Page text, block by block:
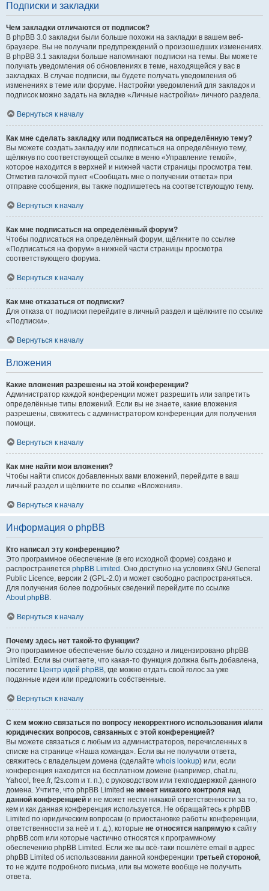
Подписки и закладки
Чем закладки отличаются от подписок?
В phpBB 3.0 закладки были больше похожи на закладки в вашем веб-
браузере. Вы не получали предупреждений о произошедших изменениях.
В phpBB 3.1 закладки больше напоминают подписки на темы. Вы можете
получать уведомления об обновлениях в теме, находящейся у вас в
закладках. В случае подписки, вы будете получать уведомления об
изменениях в теме или форуме. Настройки уведомлений для закладок и
подписок можно задать на вкладке «Личные настройки» личного раздела.
Вернуться к началу
Как мне сделать закладку или подписаться на определённую тему?
Вы можете создать закладку или подписаться на определённую тему,
щёлкнув по соответствующей ссылке в меню «Управление темой»,
которое находится в верхней и нижней части страницы просмотра тем.
Отметив галочкой пункт «Сообщать мне о получении ответа» при
отправке сообщения, вы также подпишетесь на соответствующую тему.
Вернуться к началу
Как мне подписаться на определённый форум?
Чтобы подписаться на определённый форум, щёлкните по ссылке
«Подписаться на форум» в нижней части страницы просмотра
соответствующего форума.
Вернуться к началу
Как мне отказаться от подписки?
Для отказа от подписки перейдите в личный раздел и щёлкните по ссылке
«Подписки».
Вернуться к началу
Вложения
Какие вложения разрешены на этой конференции?
Администратор каждой конференции может разрешить или запретить
определённые типы вложений. Если вы не знаете, какие вложения
разрешены, свяжитесь с администратором конференции для получения
помощи.
Вернуться к началу
Как мне найти мои вложения?
Чтобы найти список добавленных вами вложений, перейдите в ваш
личный раздел и щёлкните по ссылке «Вложения».
Вернуться к началу
Информация о phpBB
Кто написал эту конференцию?
Это программное обеспечение (в его исходной форме) создано и
распространяется phpBB Limited . Оно доступно на условиях GNU General
Public Licence, версии 2 (GPL-2.0) и может свободно распространяться.
Для получения более подробных сведений перейдите по ссылке
About phpBB.
Вернуться к началу
Почему здесь нет такой-то функции?
Это программное обеспечение было создано и лицензировано phpBB
Limited. Если вы считаете, что какая-то функция должна быть добавлена,
посетите Центр идей phpBB, где можно отдать свой голос за уже
поданные идеи или предложить собственные.
Вернуться к началу
С кем можно связаться по вопросу некорректного использования и/или
юридических вопросов, связанных с этой конференцией?
Вы можете связаться с любым из администраторов, перечисленных в
списке на странице «Наша команда». Если вы не получили ответа,
свяжитесь с владельцем домена (сделайте whois lookup) или, если
конференция находится на бесплатном домене (например, chat.ru,
Yahoo!, free.fr, f2s.com и т. п.), с руководством или техподдержкой данного
домена. Учтите, что phpBB Limited не имеет никакого контроля над
данной конференцией и не может нести никакой ответственности за то,
кем и как данная конференция используется. Не обращайтесь к phpBB
Limited по юридическим вопросам (о приостановке работы конференции,
ответственности за неё и т. д.), которые не относятся напрямую к сайту
phpBB.com или которые частично относятся к программному
обеспечению phpBB Limited. Если же вы всё-таки пошлёте email в адрес
phpBB Limited об использовании данной конференции третьей стороной,
то не ждите подробного письма, или вы можете вообще не получить
ответа.